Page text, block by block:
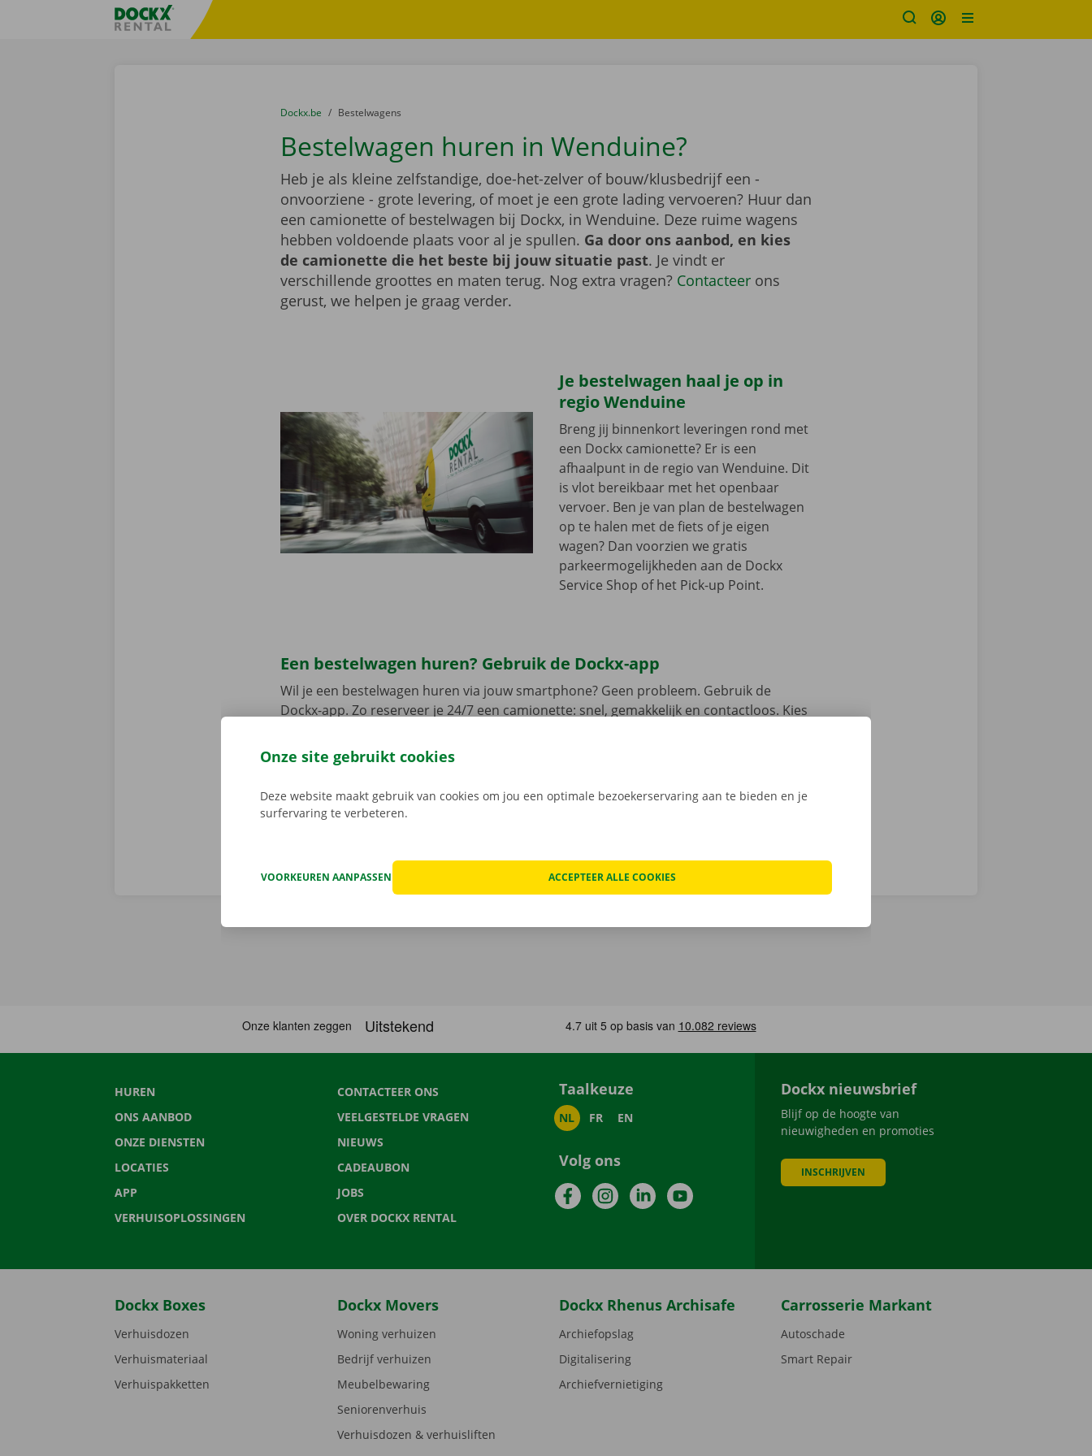
Taalselectie overslaanFratello DEMO
U bevindt zich hier:
van
Dockx.be naar
Bestelwagens
Bestelwagen huren in Wenduine?
Heb je als kleine zelfstandige, doe-het-zelver of bouw/klusbedrijf een -
onvoorziene - grote levering, of moet je een grote lading vervoeren? Huur dan
een camionette of bestelwagen bij Dockx, in Wenduine. Deze ruime wagens
hebben voldoende plaats voor al je spullen. Ga door ons aanbod, en kies
de camionette die het beste bij jouw situatie past. Je vindt er
verschillende groottes en maten terug. Nog extra vragen? Contacteerons
gerust, we helpen je graag verder.
Je bestelwagen haal je op in
regio Wenduine
Breng jij binnenkort leveringen rond met
een Dockx camionette? Er is een
afhaalpunt in de regio van Wenduine. Dit
is vlot bereikbaar met het openbaar
vervoer. Ben je van plan de bestelwagen
op te halen met de fiets of je eigen
wagen? Dan voorzien we gratis
parkeermogelijkheden aan de Dockx
Service Shop of het Pick-up Point.
Een bestelwagen huren? Gebruik de Dockx-app
Wil je een bestelwagen huren via jouw smartphone? Geen probleem. Gebruik de
Dockx-app. Zo reserveer je 24/7 een camionette: snel, gemakkelijk en contactloos. Kies
Service Shop. Bij het ophalen open je de camionette eenvoudig met jouw digitale
sleutel. Download de gratis app voor
HUREN
ONS AANBOD
ONZE DIENSTEN
LOCATIES
APP
VERHUISOPLOSSINGEN
CONTACTEER ONS
VEELGESTELDE VRAGEN
NIEUWS
CADEAUBON
JOBS
OVER DOCKX RENTAL
Taalkeuze
NL FR EN
Volg ons
FacebookInstagramLinkedInYouTube
Dockx nieuwsbrief
Blijf op de hoogte van
nieuwigheden en promoties
INSCHRIJVEN
Dockx Boxes
Verhuisdozen
Verhuismateriaal
Verhuispakketten
Dockx Movers
Woning verhuizen
Bedrijf verhuizen
Meubelbewaring
Seniorenverhuis
Verhuisdozen & verhuisliften
Dockx Rhenus Archisafe
Archiefopslag
Digitalisering
Archiefvernietiging
Carrosserie Markant
Autoschade
Smart Repair
Onze site gebruikt cookies
Deze website maakt gebruik van cookies om jou een optimale bezoekerservaring aan te bieden en je
surfervaring te verbeteren.
VOORKEUREN AANPASSEN ACCEPTEER ALLE COOKIES